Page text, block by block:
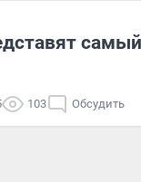
103 Обсудить